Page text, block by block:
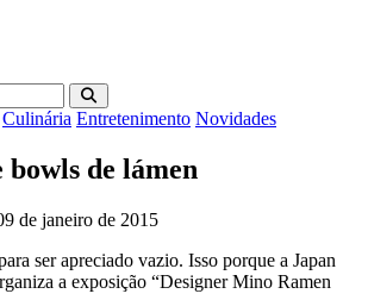
Culinária Entretenimento Novidades
bowls de lámen
de janeiro de 2015
ser apreciado vazio. Isso porque a Japan
a exposição “Designer Mino Ramen